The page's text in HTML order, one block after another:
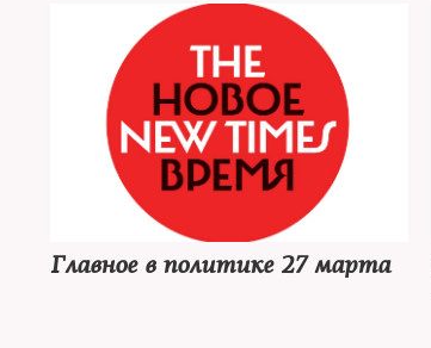
Главное в политике 27 марта